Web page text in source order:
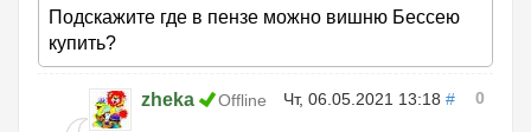
Подскажите где в пензе можно вишню Бессею
купить?
zheka Offline Чт, 06.05.2021 13:18 # 0